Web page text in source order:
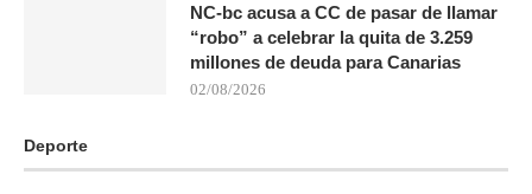
NC-bc acusa a CC de pasar de llamar
“robo” a celebrar la quita de 3.259
millones de deuda para Canarias
02/08/2026
Deporte